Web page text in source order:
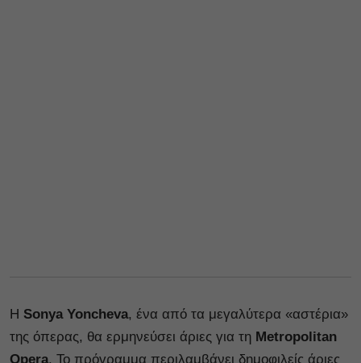
Η Sonya Yoncheva, ένα από τα μεγαλύτερα «αστέρια»
της όπερας, θα ερμηνεύσει άριες για τη Metropolitan
Opera. Το πρόγραμμα περιλαμβάνει δημοφιλείς άριες